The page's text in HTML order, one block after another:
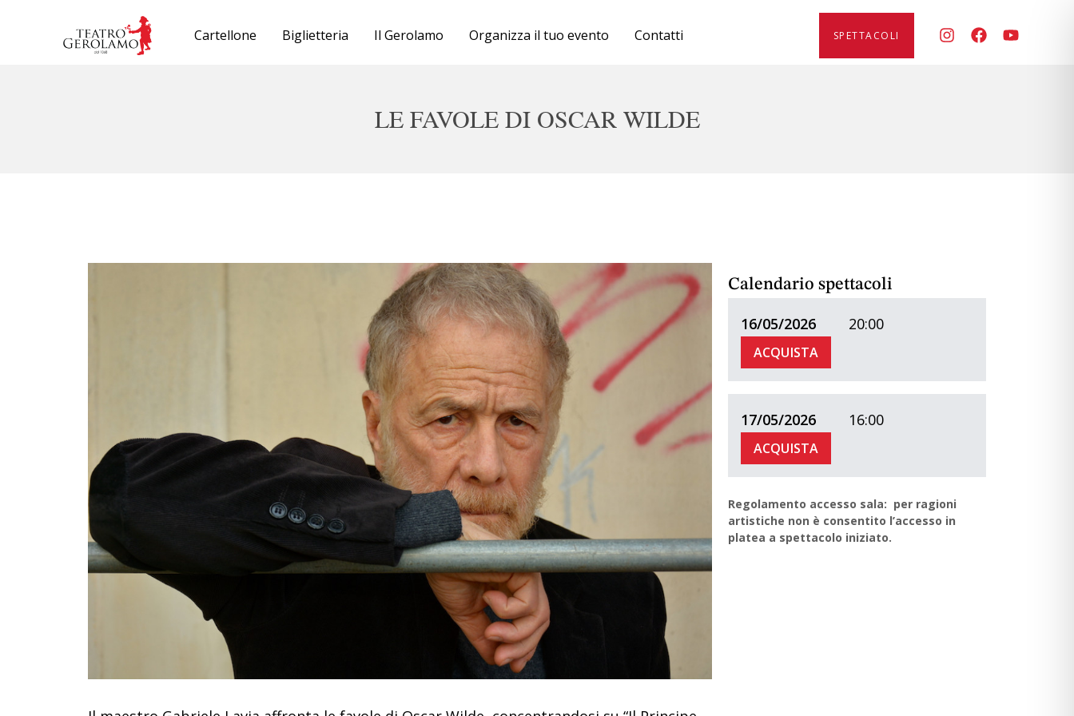
Cartellone Biglietteria Il Gerolamo Organizza il tuo evento Contatti SPETTACOLI
LE FAVOLE DI OSCAR WILDE
Organizza il tuo evento
Calendario spettacoli
16/05/2026 20:00
ACQUISTA
17/05/2026 16:00
ACQUISTA
Regolamento accesso sala: per ragioni
artistiche non è consentito l’accesso in
platea a spettacolo iniziato.